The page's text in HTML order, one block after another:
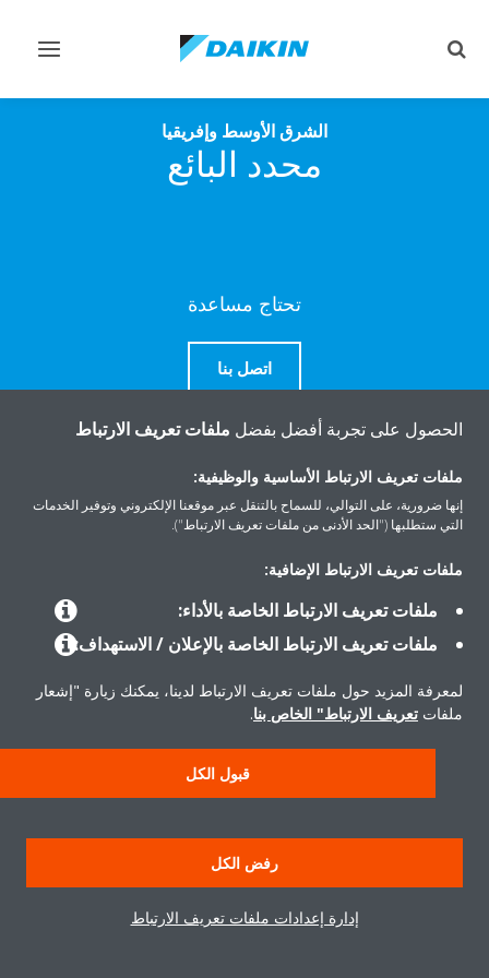
تبديل
تبديل
الشرق الأوسط وإفريقيا
محدد البائع
تحتاج مساعدة
اتصل بنا
المنتجات
حلول
حقوق النشر © دايكن
إشعار ملفات تعريف الارتباط
الحصول على تجربة أفضل بفضل ملفات تعريف الارتباط
ملفات تعريف الارتباط الأساسية والوظيفية:
إنها ضرورية، على التوالي، للسماح بالتنقل عبر موقعنا الإلكتروني وتوفير الخدمات
التي ستطلبها ("الحد الأدنى من ملفات تعريف الارتباط").
ملفات تعريف الارتباط الإضافية:
ملفات تعريف الارتباط الخاصة بالأداء:
ملفات تعريف الارتباط الخاصة بالإعلان / الاستهداف:
لمعرفة المزيد حول ملفات تعريف الارتباط لدينا، يمكنك زيارة "إشعار
ملفات تعريف الارتباط" الخاص بنا.
قبول الكل
رفض الكل
إدارة إعدادات ملفات تعريف الارتباط